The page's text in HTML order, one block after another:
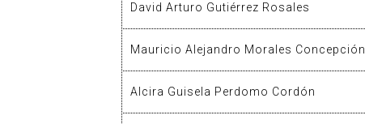
David Arturo Gutiérrez Rosales
Mauricio Alejandro Morales Concepción
Alcira Guisela Perdomo Cordón